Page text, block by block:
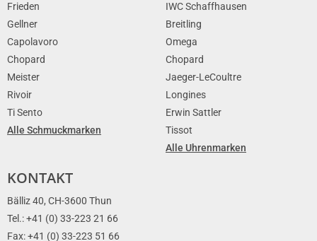
Frieden
Gellner
Capolavoro
Chopard
Meister
Rivoir
Ti Sento
Alle Schmuckmarken
IWC Schaffhausen
Breitling
Omega
Chopard
Jaeger-LeCoultre
Longines
Erwin Sattler
Tissot
Alle Uhrenmarken
KONTAKT
Bälliz 40, CH-3600 Thun
Tel.: +41 (0) 33-223 21 66
Fax: +41 (0) 33-223 51 66